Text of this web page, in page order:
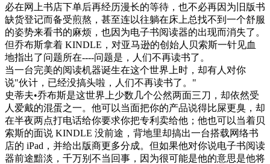
必在网上书店下单后再经历漫长的等待，也不必再因为旧版书
缺货登记而备受煎熬，甚至连以往躺在床上总找不到一个舒服
的姿势来看书的麻烦，也因为电子书阅读器的出现而消失了。
但乔布斯拿着 KINDLE，对亚马逊的创始人贝索斯一针见血
地指出了问题所在----问题是，人们不再读书了。
当一台完美的阅读机器诞生在这个世界上时，却有人对你
说"伙计，已经没搞头啦，人们不再读书了。"
史蒂夫•乔布斯是这世界上少数几个公然两面三刀，却依然受
人爱戴的混蛋之一。他可以当面把你的产品说得比屎更臭，却
在半夜两点打电话给你要求你把专利卖给他；他也可以当着贝
索斯的面说 KINDLE 没前途，背地里却搞出一台搭载网络书
店的 iPad，并给出版商更多分成。但如果他对你说电子书阅读
器前途黯淡，千万别不当回事，因为很可能是他的意思是他将